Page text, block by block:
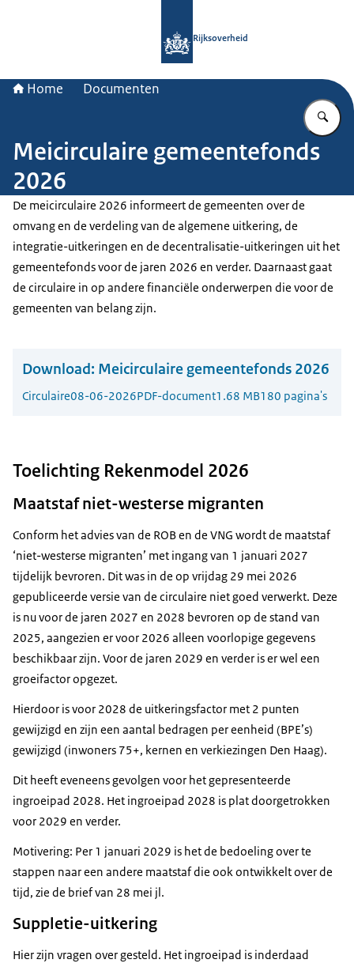
Rijksoverheid
Home Documenten
Meicirculaire gemeentefonds
2026
De meicirculaire 2026 informeert de gemeenten over de
omvang en de verdeling van de algemene uitkering, de
integratie-uitkeringen en de decentralisatie-uitkeringen uit het
gemeentefonds voor de jaren 2026 en verder. Daarnaast gaat
de circulaire in op andere financiële onderwerpen die voor de
gemeenten van belang zijn.
Download: Meicirculaire gemeentefonds 2026
Circulaire08-06-2026PDF-document1.68 MB180 pagina's
Toelichting Rekenmodel 2026
Maatstaf niet-westerse migranten
Conform het advies van de ROB en de VNG wordt de maatstaf
‘niet-westerse migranten’ met ingang van 1 januari 2027
tijdelijk bevroren. Dit was in de op vrijdag 29 mei 2026
gepubliceerde versie van de circulaire niet goed verwerkt. Deze
is nu voor de jaren 2027 en 2028 bevroren op de stand van
2025, aangezien er voor 2026 alleen voorlopige gegevens
beschikbaar zijn. Voor de jaren 2029 en verder is er wel een
groeifactor opgezet.
Hierdoor is voor 2028 de uitkeringsfactor met 2 punten
gewijzigd en zijn een aantal bedragen per eenheid (BPE’s)
gewijzigd (inwoners 75+, kernen en verkiezingen Den Haag).
Dit heeft eveneens gevolgen voor het gepresenteerde
ingroeipad 2028. Het ingroeipad 2028 is plat doorgetrokken
voor 2029 en verder.
Motivering: Per 1 januari 2029 is het de bedoeling over te
stappen naar een andere maatstaf die ook ontwikkelt over de
tijd, zie de brief van 28 mei jl.
Suppletie-uitkering
Hier zijn vragen over gesteld. Het ingroeipad is inderdaad